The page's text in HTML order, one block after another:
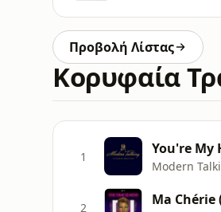
Προβολή Λίστας
Κορυφαία
1 You're My
Modern
2 Ma Chérie